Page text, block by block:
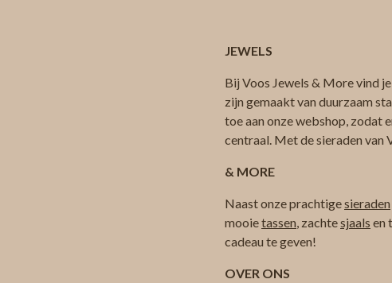
JEWELS
Bij Voos Jewels & More vind
zijn gemaakt van duurzaam
toe aan onze webshop, zodat
centraal. Met de sieraden van
& MORE
Naast onze prachtigesieraden
mooietassen, zachtesjaals en
cadeau te geven!
OVER ONS